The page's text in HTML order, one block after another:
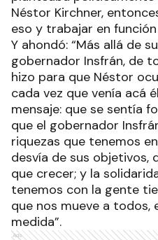
Néstor Kirchner,
eso y trabajar en función
Y ahondó: “Más allá de
gobernador Insfrán, de
hizo para que Néstor
cada vez que venía acá
mensaje: que se sentía
que el gobernador
riquezas que tenemos
desvía de sus objetivos,
que crecer; y la
tenemos con la gente
que nos mueve a todos,
medida”.
Ads